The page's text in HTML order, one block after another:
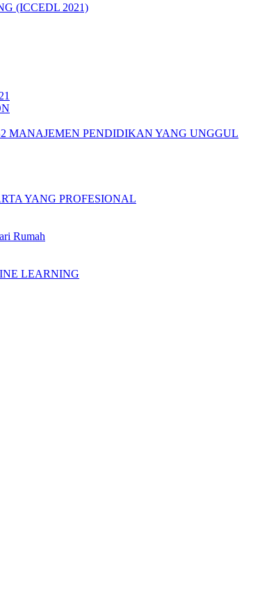
(ICCEDL 2021)
MANAJEMEN PENDIDIKAN YANG UNGGUL
YANG PROFESIONAL
Rumah
LEARNING